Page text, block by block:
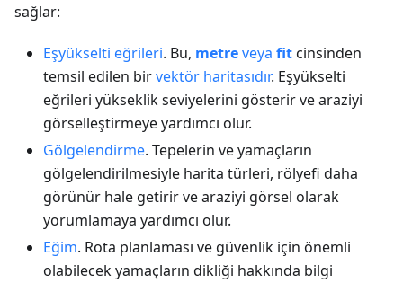
sağlar:
Eşyükselti eğrileri. Bu, metreveya fitcinsinden
temsil edilen birvektör haritasıdır. Eşyükselti
eğrileri yükseklik seviyelerini gösterir ve araziyi
görselleştirmeye yardımcı olur.
Gölgelendirme. Tepelerin ve yamaçların
gölgelendirilmesiyle harita türleri, rölyefi daha
görünür hale getirir ve araziyi görsel olarak
yorumlamaya yardımcı olur.
Eğim. Rota planlaması ve güvenlik için önemli
olabilecek yamaçların dikliği hakkında bilgi